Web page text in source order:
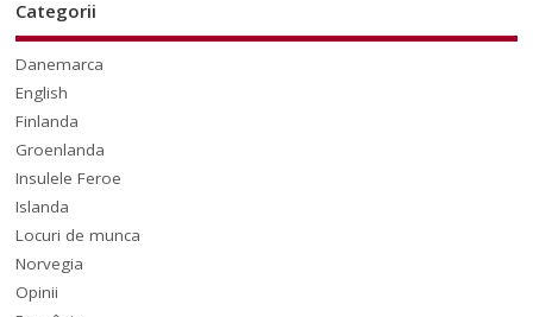
Categorii
Danemarca
English
Finlanda
Groenlanda
Insulele Feroe
Islanda
Locuri de munca
Norvegia
Opinii